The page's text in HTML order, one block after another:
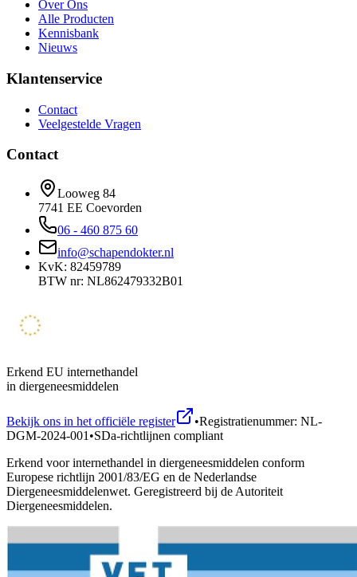
Over Ons
Alle Producten
Kennisbank
Nieuws
Klantenservice
Contact
Veelgestelde Vragen
Contact
Looweg 84
7741 EE Coevorden
06 - 460 875 60
info@schapendokter.nl
KvK: 82459789
BTW nr: NL862479332B01
Erkend EU internethandel
in diergeneesmiddelen
Bekijk ons in het officiële register •Registratienummer: NL-
DGM-2024-001 •SDa-richtlijnen compliant
Erkend voor internethandel in diergeneesmiddelen conform
Europese richtlijn 2001/83/EG en de Nederlandse
Diergeneesmiddelenwet. Geregistreerd bij de Autoriteit
Diergeneesmiddelen.